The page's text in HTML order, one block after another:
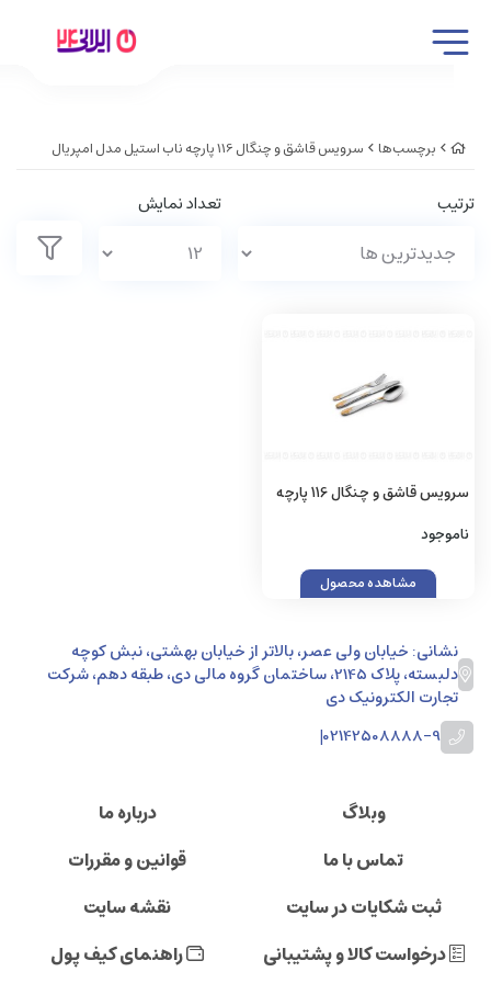
برچسب‌ها سرویس قاشق و چنگال 116 پارچه ناب استیل مدل امپریال
ترتیب تعداد نمایش
سرویس قاشق و چنگال 116 پارچه
ناموجود
مشاهده محصول
نشانی: خیابان ولی عصر، بالاتر از خیابان بهشتی، نبش کوچه
دلبسته، پلاک 2145، ساختمان گروه مالی دی، طبقه دهم، شرکت
تجارت الکترونیک دی
02142508888-9
|
وبلاگ
درباره ما
تماس با ما
قوانین و مقررات
ثبت شکایات در سایت
نقشه سایت
درخواست کالا و پشتیبانی
راهنمای کیف پول